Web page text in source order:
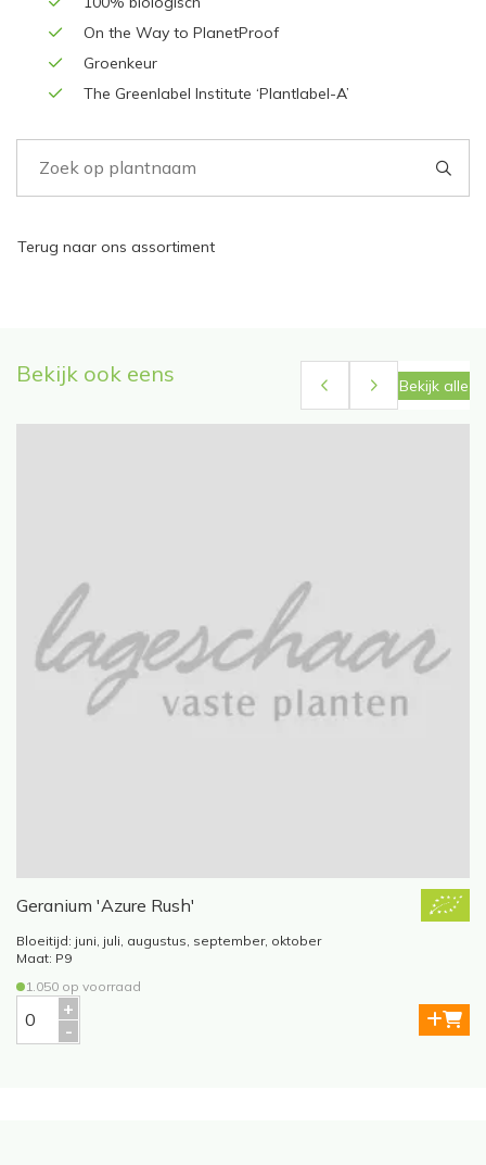
On the Way to PlanetProof
Groenkeur
The Greenlabel Institute ‘Plantlabel-A’
Terug naar ons assortiment
Bekijk ook eens
Geranium 'Azure Rush'
Bloeitijd: juni, juli, augustus, september, oktober
Maat: P9
1.050 op voorraad
Bekijk alle